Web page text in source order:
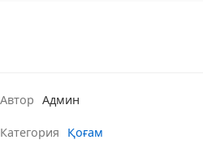
Автор Админ
Категория Қоғам